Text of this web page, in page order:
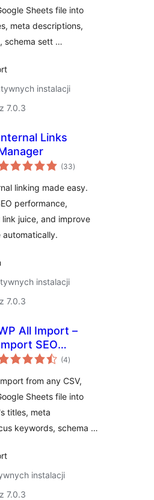
Sheets file into
meta descriptions,
schema sett …
instalacji
7.0.3
Links
(33wszystkich
ocen
)
linking made easy.
performance,
juice, and improve
automatically.
instalacji
7.0.3
All Import –
SEO
for Rank
(4wszystkich
ocen
)
from any CSV,
Sheets file into
titles, meta
keywords, schema …
instalacji
7.0.3